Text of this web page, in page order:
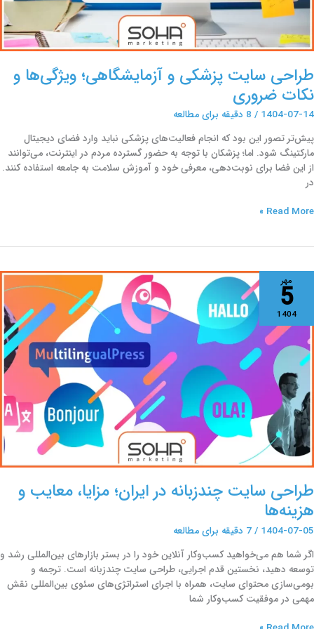
طراحی سایت پزشکی و آزمایشگاهی؛ ویژگی‌ها و
نکات ضروری
1404-07-14
/ 8 دقیقه برای مطالعه
پیش‌تر تصور این بود که انجام فعالیت‌های پزشکی نباید وارد فضای دیجیتال
مارکتینگ شود. اما؛ پزشکان با توجه به حضور گسترده مردم در اینترنت، می‌توانند
از این فضا برای نوبت‌دهی، معرفی خود و آموزش سلامت به جامعه استفاده کنند.
در
Read More »
مهر
5
1404
طراحی سایت چندزبانه در ایران؛ مزایا، معایب و
هزینه‌ها
1404-07-05
/7 دقیقه برای مطالعه
اگر شما هم می‌خواهید کسب‌وکار آنلاین خود را در بستر بازارهای بین‌المللی رشد و
توسعه دهید، نخستین قدم اجرایی، طراحی سایت چندزبانه است. ترجمه و
بومی‌‌سازی محتوای سایت، همراه با اجرای استراتژی‌های سئوی بین‌المللی نقش
مهمی در موفقیت کسب‌وکار شما
طراحی
سایت
چندزبانه
ایران؛
مزایا،
معایب
هزینه‌ها